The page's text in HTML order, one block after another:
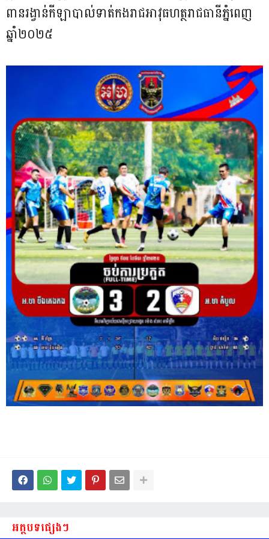
ពានរង្វាន់កីឡាបាល់ទាត់កងរាជអាវុធហត្ថរាជធានីភ្នំពេញ
ឆ្នាំ២០២៥
អត្ថបទផ្សេងៗ